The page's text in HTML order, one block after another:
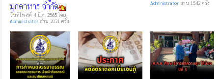
มุกดาหาร จำกัด
วันที่โพสต์ 4 มี.ค. 2565 โดย
Administrator อ่าน 2021 ครั้ง
Administrator อ่าน 1542 ครั้ง